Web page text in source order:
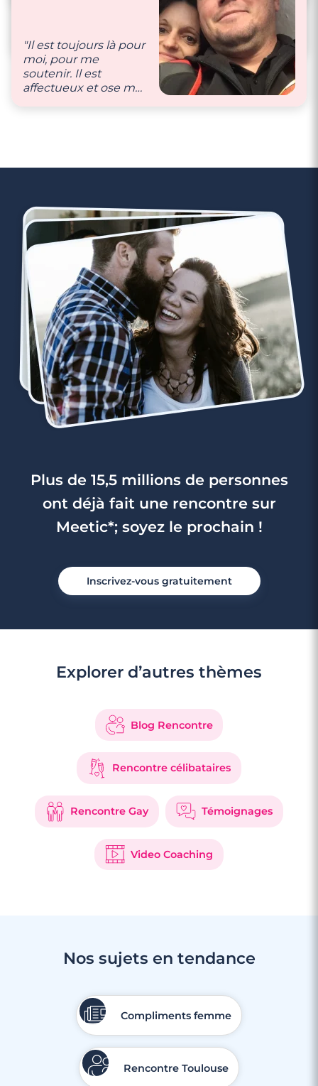
geste tendre l’un
pour l’autre."
"Il est toujours là pour
moi, pour me
soutenir. Il est
affectueux et ose me
Plus de 15,5 millions de personnes
ont déjà fait une rencontre sur
Meetic*; soyez le prochain !
Inscrivez-vous gratuitement
Explorer d’autres thèmes
Blog Rencontre
Rencontre célibataires
Rencontre Gay Témoignages
Video Coaching
Nos sujets en tendance
Compliments femme
Rencontre Toulouse